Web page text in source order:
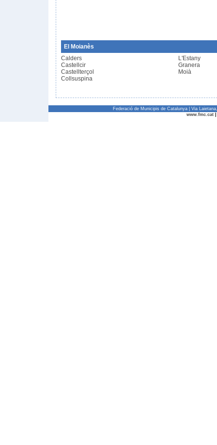
El Moianès
Calders
Castellcir
Castellterçol
Collsuspina
L'Estany
Granera
Moià
Federació de Municipis de Catalunya | Via
www.fmc.cat